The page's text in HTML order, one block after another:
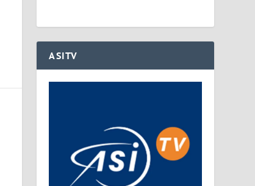
ASITV